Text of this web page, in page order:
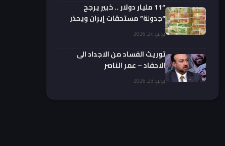
“11 مليار دولار .. خبير يرجح
“جدولة” مستحقات إيران ويحذر
من السداد الفورييوليو 24, 2026
توريث الفساد من الاجداد الى
الاحفاد – عمر الناصر
يوليو 23, 2026